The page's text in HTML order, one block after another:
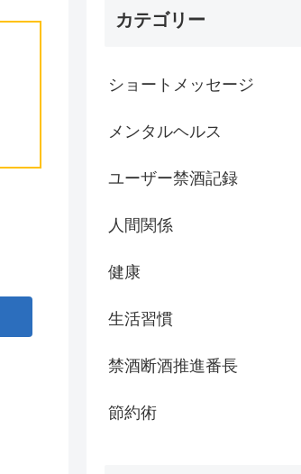
カテゴリー
ショートメッセージ
メンタルヘルス
ユーザー禁酒記録
人間関係
健康
生活習慣
禁酒断酒推進番長
節約術